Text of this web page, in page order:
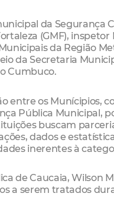
da Segurança
(GMF),
da Região
da Secretaria
Cumbuco.
entre os Munícipios,
Pública Municipal,
buscam
dados e
inerentes à
de Caucaia, Wilson
a serem tratados